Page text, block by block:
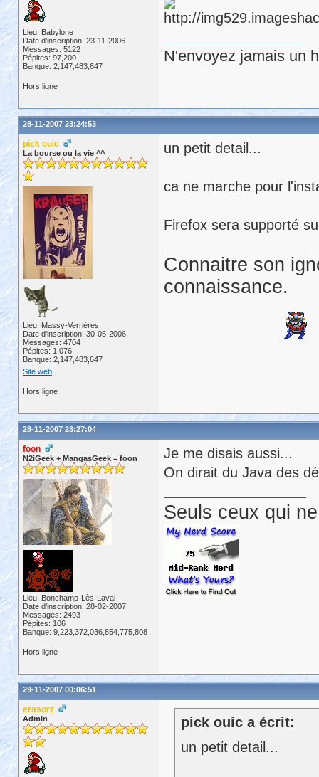
Lieu: Babylone
Date d'inscription: 23-11-2006
Messages: 5122
Pépites: 97,200
Banque: 2,147,483,647
N'envoyez jamais un
Hors ligne
28-11-2007 23:24:53
pick ouic
La bourse ou la vie ^^
Lieu: Massy-Verrières
Date d'inscription: 30-05-2006
Messages: 4704
Pépites: 1,076
Banque: 2,147,483,647
Site web
un petit detail...
ca ne marche pour
Firefox sera supporté
Connaitre son
connaissance.
Hors ligne
28-11-2007 23:27:04
foon
N2iGeek + MangasGeek = foon
Lieu: Bonchamp-Lès-Laval
Date d'inscription: 28-02-2007
Messages: 2493
Pépites: 106
Banque: 9,223,372,036,854,775,808
Je me disais aussi...
On dirait du Java des
Seuls ceux qui
Hors ligne
29-11-2007 00:06:51
erasorz
Admin
pick ouic a écrit:
un petit detail...